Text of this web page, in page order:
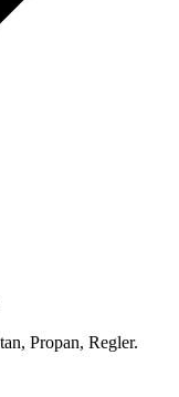
Propan, Regler.